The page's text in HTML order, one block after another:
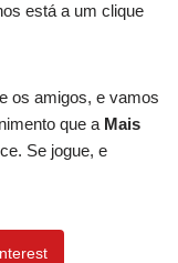
está a um clique
os amigos, e vamos
que a Mais
Se jogue, e